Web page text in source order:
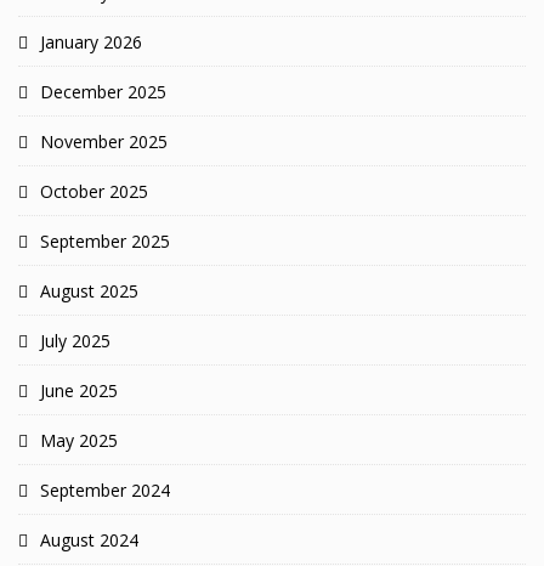
January 2026
December 2025
November 2025
October 2025
September 2025
August 2025
July 2025
June 2025
May 2025
September 2024
August 2024